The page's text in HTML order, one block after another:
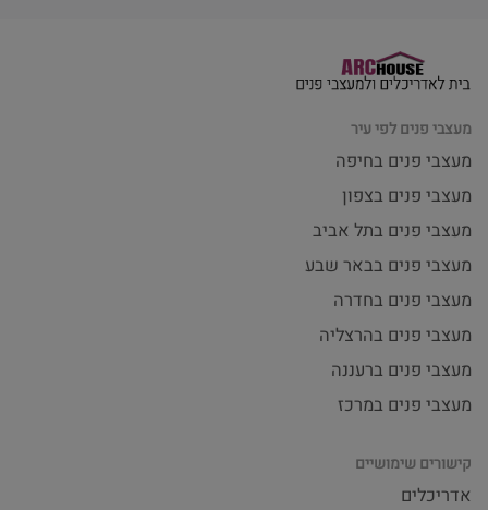
מעצבי פנים לפי עיר
מעצבי פנים בחיפה
מעצבי פנים בצפון
מעצבי פנים בתל אביב
מעצבי פנים בבאר שבע
מעצבי פנים בחדרה
מעצבי פנים בהרצליה
מעצבי פנים ברעננה
מעצבי פנים במרכז
קישורים שימושיים
אדריכלים